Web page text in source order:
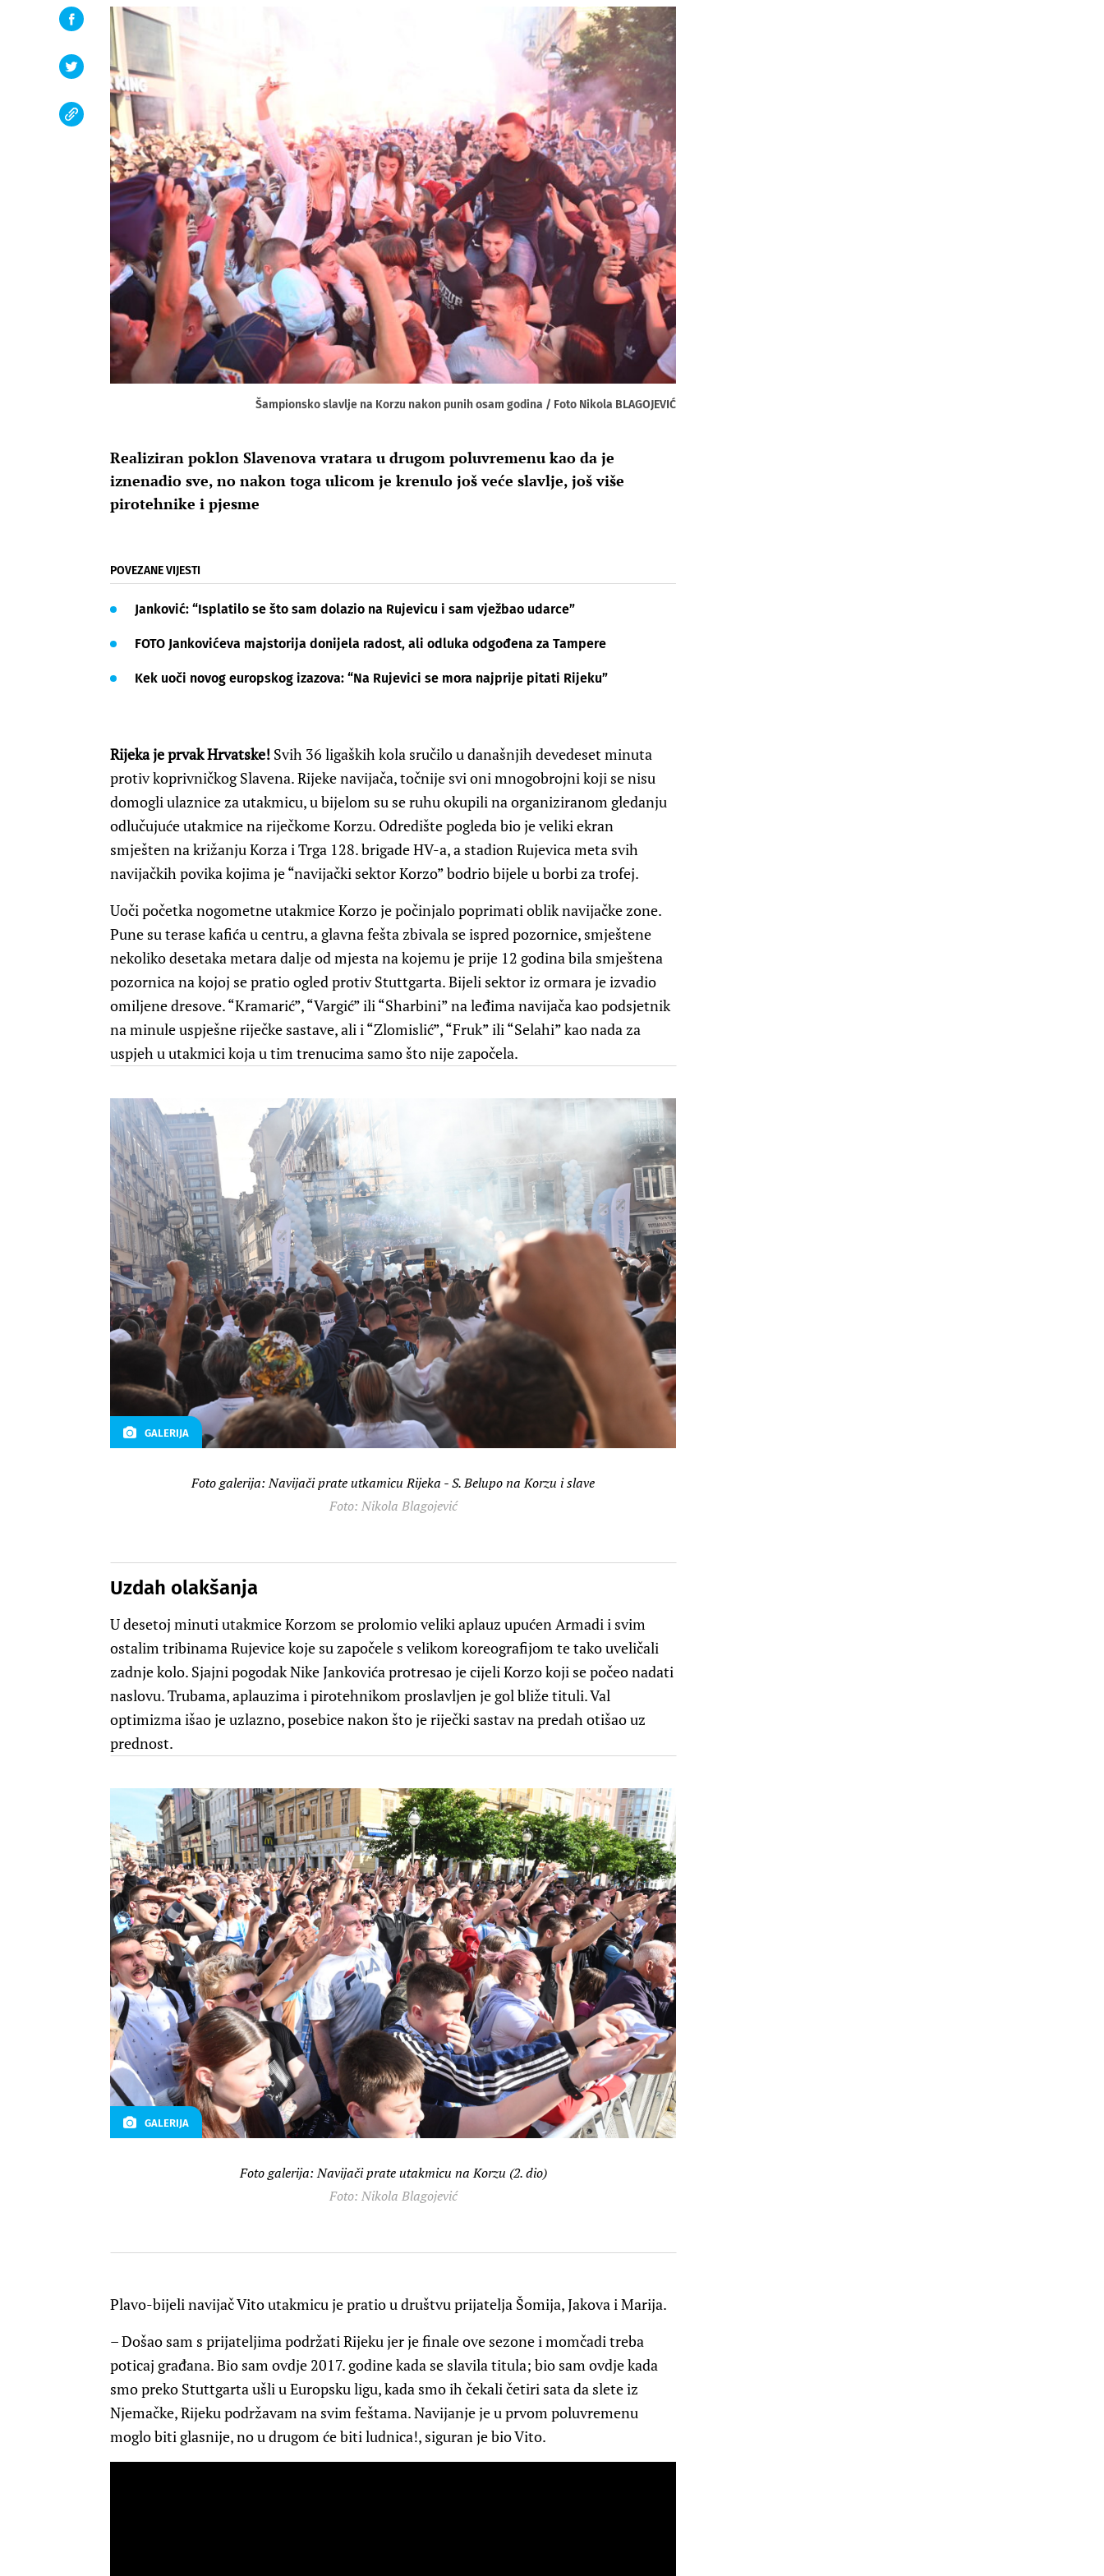
Šampionsko slavlje na Korzu nakon punih osam godina / Foto Nikola BLAGOJEVIĆ
Realiziran poklon Slavenova vratara u drugom poluvremenu kao da je
iznenadio sve, no nakon toga ulicom je krenulo još veće slavlje, još više
pirotehnike i pjesme
POVEZANE VIJESTI
Janković: “Isplatilo se što sam dolazio na Rujevicu i sam vježbao udarce”
FOTO Jankovićeva majstorija donijela radost, ali odluka odgođena za Tampere
Kek uoči novog europskog izazova: “Na Rujevici se mora najprije pitati Rijeku”
Rijeka je prvak Hrvatske! Svih 36 ligaških kola sručilo u današnjih devedeset minuta
protiv koprivničkog Slavena. Rijeke navijača, točnije svi oni mnogobrojni koji se nisu
domogli ulaznice za utakmicu, u bijelom su se ruhu okupili na organiziranom gledanju
odlučujuće utakmice na riječkome Korzu. Odredište pogleda bio je veliki ekran
smješten na križanju Korza i Trga 128. brigade HV-a, a stadion Rujevica meta svih
navijačkih povika kojima je “navijački sektor Korzo” bodrio bijele u borbi za trofej.
Uoči početka nogometne utakmice Korzo je počinjalo poprimati oblik navijačke zone.
Pune su terase kafića u centru, a glavna fešta zbivala se ispred pozornice, smještene
nekoliko desetaka metara dalje od mjesta na kojemu je prije 12 godina bila smještena
pozornica na kojoj se pratio ogled protiv Stuttgarta. Bijeli sektor iz ormara je izvadio
omiljene dresove. “Kramarić”, “Vargić” ili “Sharbini” na leđima navijača kao podsjetnik
na minule uspješne riječke sastave, ali i “Zlomislić”, “Fruk” ili “Selahi” kao nada za
uspjeh u utakmici koja u tim trenucima samo što nije započela.
GALERIJA
Foto galerija: Navijači prate utkamicu Rijeka - S. Belupo na Korzu i slave
Foto: Nikola Blagojević
Uzdah olakšanja
U desetoj minuti utakmice Korzom se prolomio veliki aplauz upućen Armadi i svim
ostalim tribinama Rujevice koje su započele s velikom koreografijom te tako uveličali
zadnje kolo. Sjajni pogodak Nike Jankovića protresao je cijeli Korzo koji se počeo nadati
naslovu. Trubama, aplauzima i pirotehnikom proslavljen je gol bliže tituli. Val
optimizma išao je uzlazno, posebice nakon što je riječki sastav na predah otišao uz
prednost.
GALERIJA
Foto galerija: Navijači prate utakmicu na Korzu (2. dio)
Foto: Nikola Blagojević
Plavo-bijeli navijač Vito utakmicu je pratio u društvu prijatelja Šomija, Jakova i Marija.
– Došao sam s prijateljima podržati Rijeku jer je finale ove sezone i momčadi treba
poticaj građana. Bio sam ovdje 2017. godine kada se slavila titula; bio sam ovdje kada
smo preko Stuttgarta ušli u Europsku ligu, kada smo ih čekali četiri sata da slete iz
Njemačke, Rijeku podržavam na svim feštama. Navijanje je u prvom poluvremenu
moglo biti glasnije, no u drugom će biti ludnica!, siguran je bio Vito.